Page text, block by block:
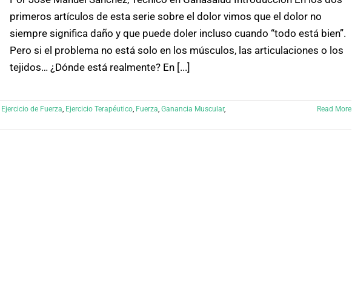
primeros artículos de esta serie sobre el dolor vimos que el dolor no
siempre significa daño y que puede doler incluso cuando “todo está bien”.
Pero si el problema no está solo en los músculos, las articulaciones o los
tejidos… ¿Dónde está realmente? En [...]
Ejercicio de Fuerza, Ejercicio Terapéutico, Fuerza, Ganancia Muscular,
Read More